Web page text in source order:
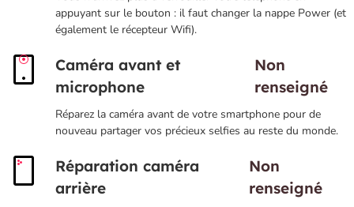
appuyant sur le bouton : il faut changer la nappe Power (et
également le récepteur Wifi).
Caméra avant et
microphone
Non
renseigné
Réparez la caméra avant de votre smartphone pour de
nouveau partager vos précieux selfies au reste du monde.
Réparation caméra
arrière
Non
renseigné